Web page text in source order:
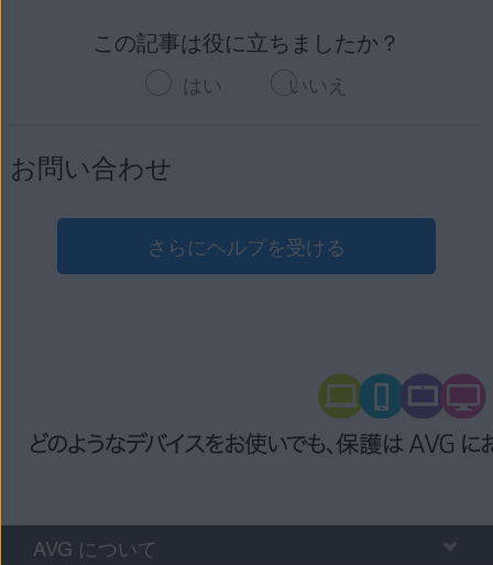
この記事は役に立ちましたか？
はい いいえ
お問い合わせ
さらにヘルプを受ける
AVG について